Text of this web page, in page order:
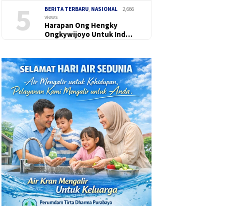
5 BERITA TERBARU NASIONAL
2,666
views
Harapan Ong Hengky
Ongkywijoyo Untuk Ind…